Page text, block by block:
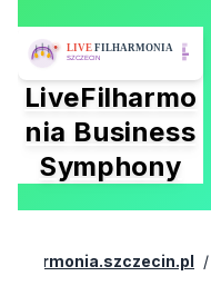
LiveFilharmo
nia Business
Symphony
/